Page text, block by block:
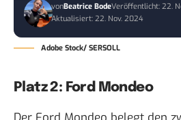
vonBeatrice BodeVeröffentlicht: 22.
Aktualisiert: 22. Nov. 2024
Adobe Stock/ SERSOLL
Platz 2: Ford Mondeo